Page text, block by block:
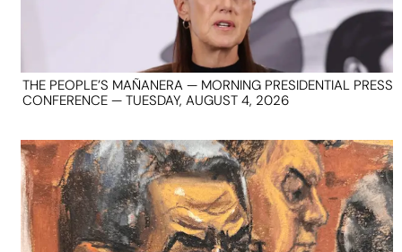
THE PEOPLE’S MAÑANERA — MORNING PRESIDENTIAL PRESS
CONFERENCE — TUESDAY, AUGUST 4, 2026